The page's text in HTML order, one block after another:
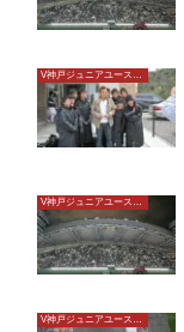
V神戸ジュニアユースU14
V神戸ジュニアユースU14